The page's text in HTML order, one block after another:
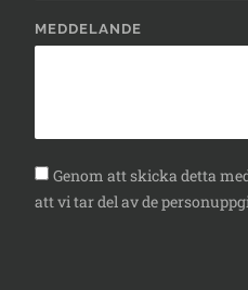
MEDDELANDE
Genom att skicka detta
att vi tar del av de